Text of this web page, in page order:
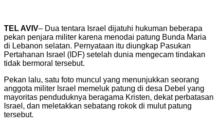
TEL AVIV– Dua tentara Israel dijatuhi hukuman beberapa
pekan penjara militer karena menodai patung Bunda Maria
di Lebanon selatan. Pernyataan itu diungkap Pasukan
Pertahanan Israel (IDF) setelah dunia mengecam tindakan
tidak bermoral tersebut.
Pekan lalu, satu foto muncul yang menunjukkan seorang
anggota militer Israel memeluk patung di desa Debel yang
mayoritas penduduknya beragama Kristen, dekat perbatasan
Israel, dan meletakkan sebatang rokok di mulut patung
tersebut.